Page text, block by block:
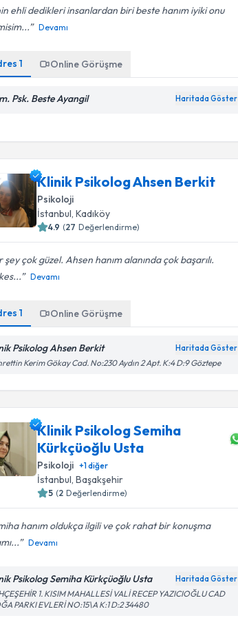
ehli dedikleri insanlardan biri beste hanım iyiki onu
Devamı
1 Online Görüşme
Psk. Beste Ayangil Haritada Göster
Klinik Psikolog Ahsen Berkit
Psikoloji
İstanbul , Kadıköy
4.9 (27 Değerlendirme)
şey çok güzel. Ahsen hanım alanında çok başarılı.
Devamı
1 Online Görüşme
Psikolog Ahsen Berkit Haritada Göster
Kerim Gökay Cad. No:230 Aydın 2 Apt. K:4 D:9 Göztepe
Klinik Psikolog Semiha
Kürkçüoğlu Usta
Psikoloji +1diğer
İstanbul, Başakşehir
5 (2 Değerlendirme)
hanım oldukça ilgili ve çok rahat bir konuşma
Devamı
Psikolog Semiha Kürkçüoğlu Usta Haritada Göster
1. KISIM MAHALLESİ VALİ RECEP YAZICIOĞLU CAD
PARKI EVLERİ NO:15\A K:1 D:2 34480